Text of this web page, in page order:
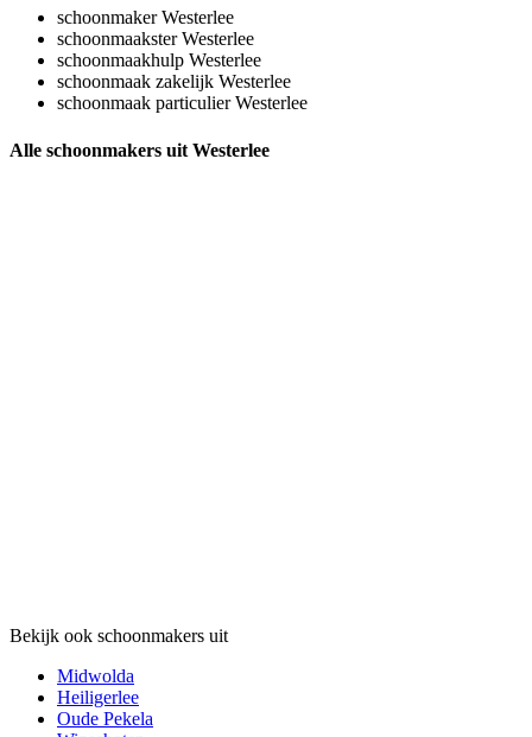
schoonmaker Westerlee
schoonmaakster Westerlee
schoonmaakhulp Westerlee
schoonmaak zakelijk Westerlee
schoonmaak particulier Westerlee
Alle schoonmakers uit Westerlee
Bekijk ook schoonmakers uit
Midwolda
Heiligerlee
Oude Pekela